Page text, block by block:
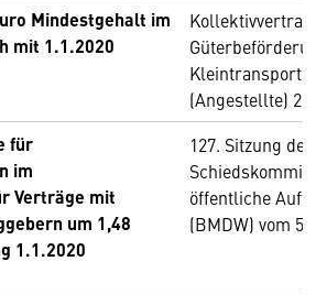
Mindestgehalt im
mit 1.1.2020
(Angestellte)
für
im
Verträge mit
um 1,48
1.1.2020
127. Sitzung
öffentliche
(BMDW) vom 5.